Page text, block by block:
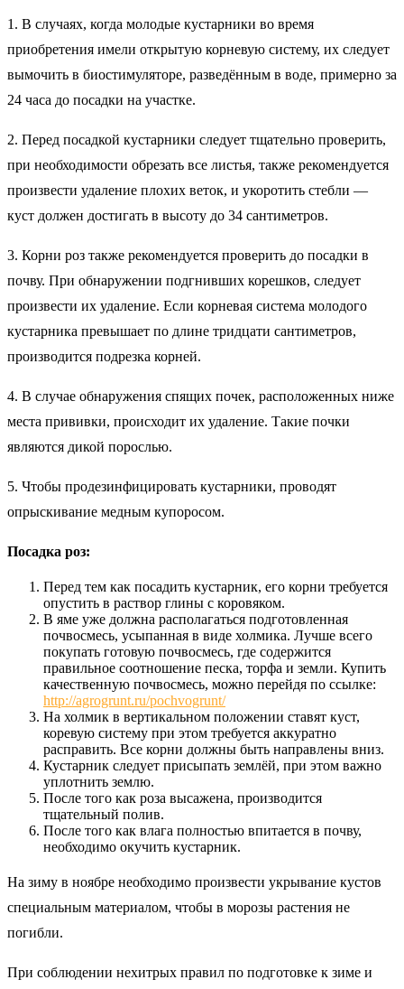
1. В случаях, когда молодые кустарники во время
приобретения имели открытую корневую систему, их следует
вымочить в биостимуляторе, разведённым в воде, примерно за
24 часа до посадки на участке.
2. Перед посадкой кустарники следует тщательно проверить,
при необходимости обрезать все листья, также рекомендуется
произвести удаление плохих веток, и укоротить стебли —
куст должен достигать в высоту до 34 сантиметров.
3. Корни роз также рекомендуется проверить до посадки в
почву. При обнаружении подгнивших корешков, следует
произвести их удаление. Если корневая система молодого
кустарника превышает по длине тридцати сантиметров,
производится подрезка корней.
4. В случае обнаружения спящих почек, расположенных ниже
места прививки, происходит их удаление. Такие почки
являются дикой порослью.
5. Чтобы продезинфицировать кустарники, проводят
опрыскивание медным купоросом.
Посадка роз:
Перед тем как посадить кустарник, его корни требуется
опустить в раствор глины с коровяком.
В яме уже должна располагаться подготовленная
почвосмесь, усыпанная в виде холмика. Лучше всего
покупать готовую почвосмесь, где содержится
правильное соотношение песка, торфа и земли. Купить
качественную почвосмесь, можно перейдя по ссылке:
http://agrogrunt.ru/pochvogrunt/
На холмик в вертикальном положении ставят куст,
коревую систему при этом требуется аккуратно
расправить. Все корни должны быть направлены вниз.
Кустарник следует присыпать землёй, при этом важно
уплотнить землю.
После того как роза высажена, производится
тщательный полив.
После того как влага полностью впитается в почву,
необходимо окучить кустарник.
На зиму в ноябре необходимо произвести укрывание кустов
специальным материалом, чтобы в морозы растения не
погибли.
При соблюдении нехитрых правил по подготовке к зиме и